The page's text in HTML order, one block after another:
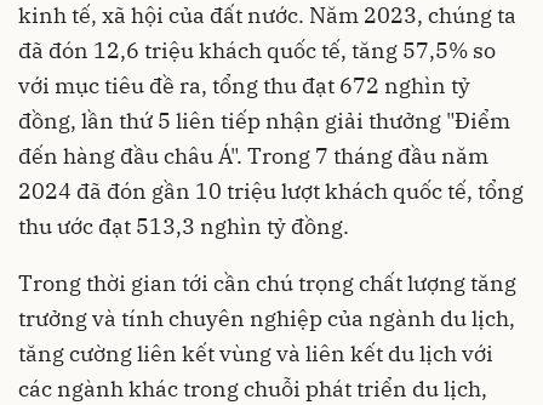
kinh tế, xã hội của đất nước. Năm 2023, chúng ta
đã đón 12,6 triệu khách quốc tế, tăng 57,5% so
với mục tiêu đề ra, tổng thu đạt 672 nghìn tỷ
đồng, lần thứ 5 liên tiếp nhận giải thưởng "Điểm
đến hàng đầu châu Á". Trong 7 tháng đầu năm
2024 đã đón gần 10 triệu lượt khách quốc tế, tổng
thu ước đạt 513,3 nghìn tỷ đồng.
Trong thời gian tới cần chú trọng chất lượng tăng
trưởng và tính chuyên nghiệp của ngành du lịch,
tăng cường liên kết vùng và liên kết du lịch với
các ngành khác trong chuỗi phát triển du lịch,